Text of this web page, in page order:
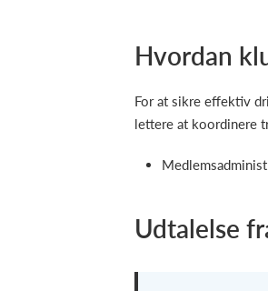
Hvordan
For at sikre effektiv
lettere at koordinere
Udtalelse